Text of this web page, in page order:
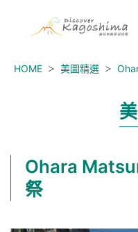
HOME 美圖精選
Ohara
祭